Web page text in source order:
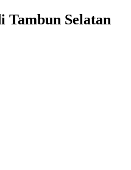
Tambun Selatan